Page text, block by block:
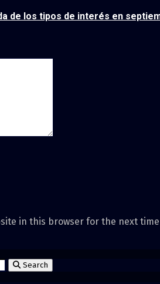
de los tipos de interés en
in this browser for the next
Search